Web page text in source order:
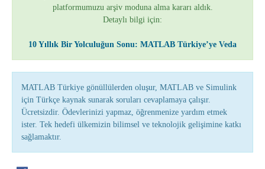
platformumuzu arşiv moduna alma kararı aldık.
Detaylı bilgi için:
10 Yıllık Bir Yolculuğun Sonu: MATLAB Türkiye’ye Veda
MATLAB Türkiye gönüllülerden oluşur, MATLAB ve Simulink
için Türkçe kaynak sunarak soruları cevaplamaya çalışır.
Ücretsizdir. Ödevlerinizi yapmaz, öğrenmenize yardım etmek
ister. Tek hedefi ülkemizin bilimsel ve teknolojik gelişimine katkı
sağlamaktır.